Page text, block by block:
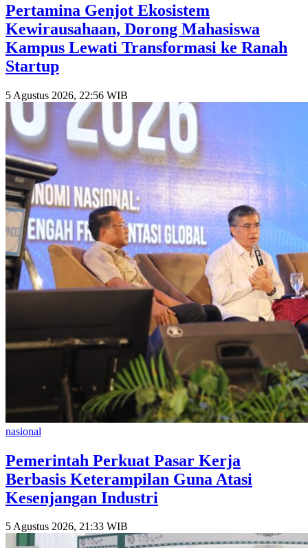
Pertamina Genjot Ekosistem
Kewirausahaan, Dorong Mahasiswa
Kampus Lewati Transformasi ke Ranah
Startup
5 Agustus 2026, 22:56 WIB
nasional
Pemerintah Perkuat Pasar Kerja
Berbasis Keterampilan Guna Atasi
Kesenjangan Industri
5 Agustus 2026, 21:33 WIB